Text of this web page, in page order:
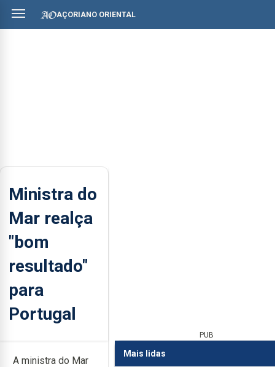
AÇORIANO ORIENTAL
Ministra do
Mar realça
"bom
resultado"
para
Portugal
A ministra do Mar
PUB
Mais lidas